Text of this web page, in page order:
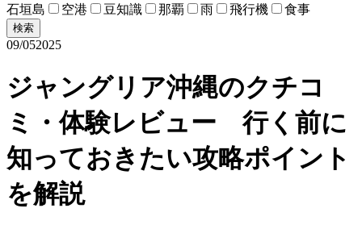
石垣島
空港 豆知識 那覇 雨 飛行機 食事
検索
09/052025
ジャングリア沖縄のクチコ
ミ・体験レビュー 行く前に
知っておきたい攻略ポイント
を解説